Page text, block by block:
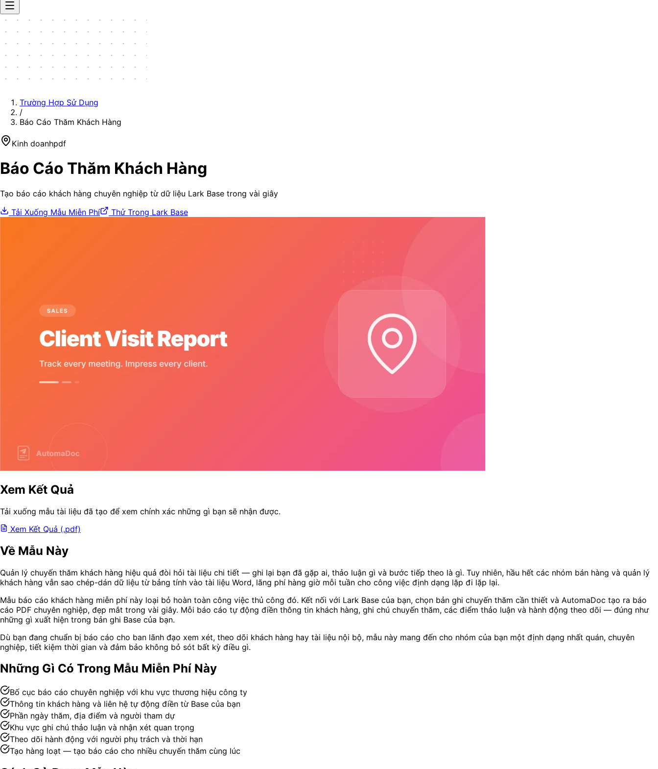
Trường Hợp Sử Dụng
/
Báo Cáo Thăm Khách Hàng
Kinh doanhpdf
Báo Cáo Thăm Khách Hàng
Tạo báo cáo khách hàng chuyên nghiệp từ dữ liệu Lark Base trong vài giây
Tải Xuống Mẫu Miễn Phí
Thử Trong Lark Base
Xem Kết Quả
Tải xuống mẫu tài liệu đã tạo để xem chính xác những gì bạn sẽ nhận được.
Xem Kết Quả (.pdf)
Về Mẫu Này
Quản lý chuyến thăm khách hàng hiệu quả đòi hỏi tài liệu chi tiết — ghi lại bạn đã gặp ai, thảo luận gì và bước tiếp theo là gì. Tuy nhiên, hầu hết các nhóm bán hàng và quản lý
khách hàng vẫn sao chép-dán dữ liệu từ bảng tính vào tài liệu Word, lãng phí hàng giờ mỗi tuần cho công việc định dạng lặp đi lặp lại.
Mẫu báo cáo khách hàng miễn phí này loại bỏ hoàn toàn công việc thủ công đó. Kết nối với Lark Base của bạn, chọn bản ghi chuyến thăm cần thiết và AutomaDoc tạo ra báo
cáo PDF chuyên nghiệp, đẹp mắt trong vài giây. Mỗi báo cáo tự động điền thông tin khách hàng, ghi chú chuyến thăm, các điểm thảo luận và hành động theo dõi — đúng như
những gì xuất hiện trong bản ghi Base của bạn.
Dù bạn đang chuẩn bị báo cáo cho ban lãnh đạo xem xét, theo dõi khách hàng hay tài liệu nội bộ, mẫu này mang đến cho nhóm của bạn một định dạng nhất quán, chuyên
nghiệp, tiết kiệm thời gian và đảm bảo không bỏ sót bất kỳ điều gì.
Những Gì Có Trong Mẫu Miễn Phí Này
Bố cục báo cáo chuyên nghiệp với khu vực thương hiệu công ty
Thông tin khách hàng và liên hệ tự động điền từ Base của bạn
Phần ngày thăm, địa điểm và người tham dự
Khu vực ghi chú thảo luận và nhận xét quan trọng
Theo dõi hành động với người phụ trách và thời hạn
Tạo hàng loạt — tạo báo cáo cho nhiều chuyến thăm cùng lúc